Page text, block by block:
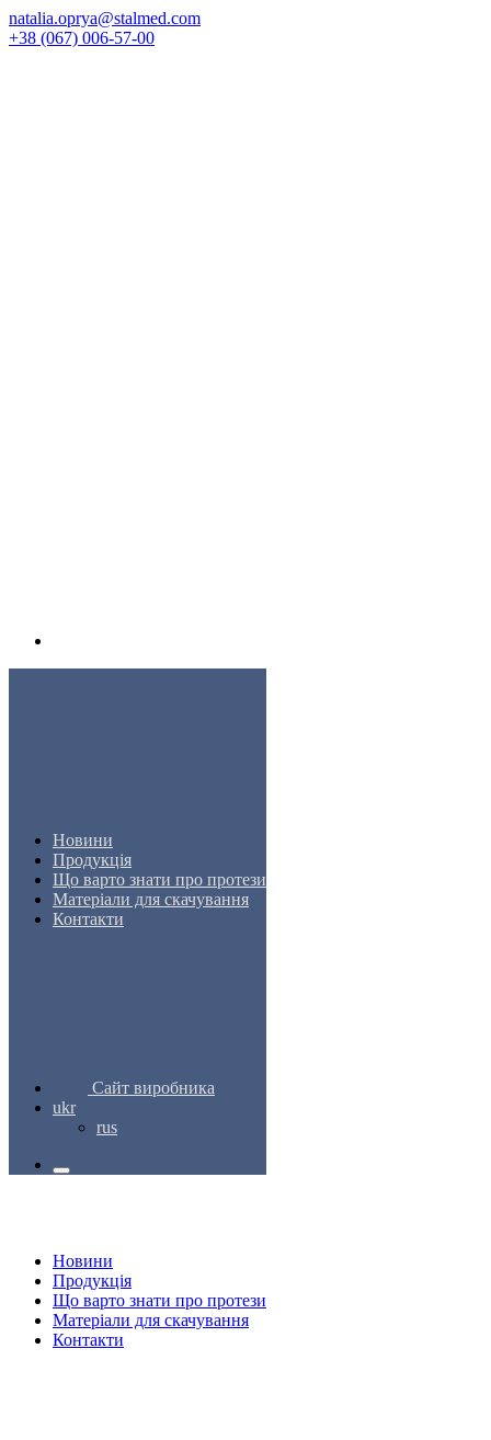
natalia.oprya@stalmed.com
+38 (067) 006-57-00
Новини
Продукція
Що варто знати про протези
Матеріали для скачування
Контакти
Сайт виробника
ukr
rus
Новини
Продукція
Що варто знати про протези
Матеріали для скачування
Контакти